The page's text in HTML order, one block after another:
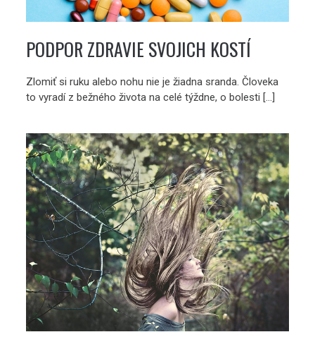
PODPOR ZDRAVIE SVOJICH KOSTÍ
Zlomiť si ruku alebo nohu nie je žiadna sranda. Človeka
to vyradí z bežného života na celé týždne, o bolesti […]